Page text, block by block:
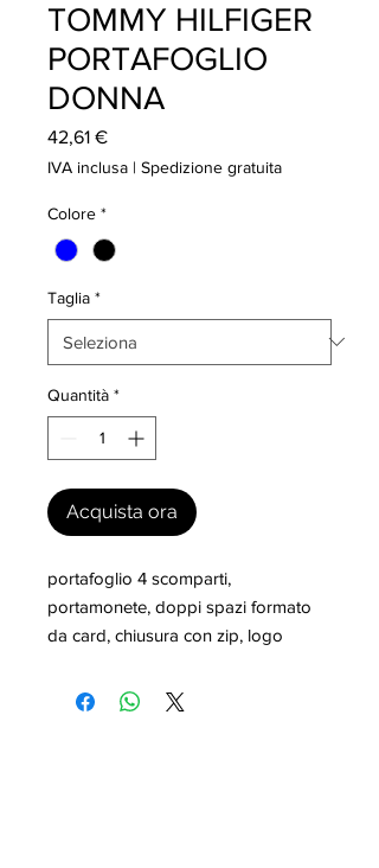
TOMMY HILFIGER
PORTAFOGLIO
DONNA
42,61 €Prezzo
IVA inclusa | Spedizione gratuita
Colore *
Taglia *
Quantità *
Acquista ora
portafoglio 4 scomparti,
portamonete, doppi spazi formato
da card, chiusura con zip, logo